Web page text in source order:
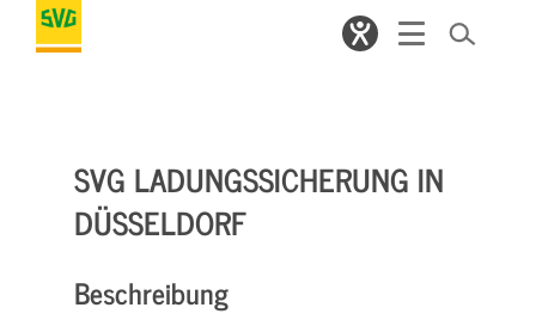
SVG LADUNGSSICHERUNG IN
DÜSSELDORF
Beschreibung